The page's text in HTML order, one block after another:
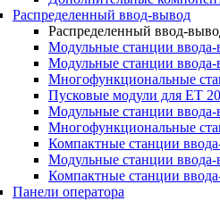
Распределенный ввод-вывод
Распределенный ввод-
Модульные станции
Модульные станции
Многофункциональные
Пусковые модули для ET
Модульные станции
Многофункциональные
Компактные станции
Модульные станции
Компактные станции
Панели оператора